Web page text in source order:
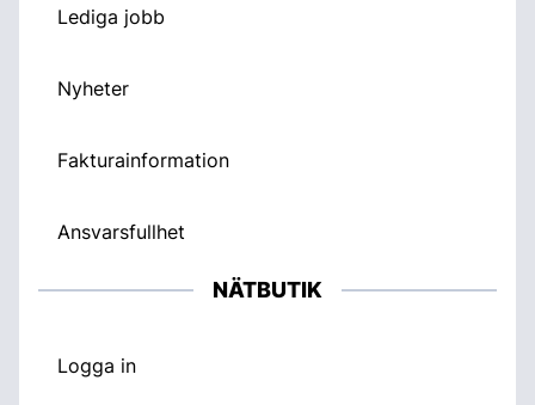
Lediga jobb
Nyheter
Fakturainformation
Ansvarsfullhet
NÄTBUTIK
Logga in